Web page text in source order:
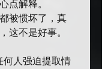
点解释。
被惯坏了，真
这不是好事。
何人强迫提取情